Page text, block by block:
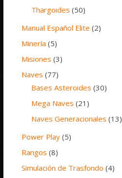
Thargoides (50)
Manual Español Elite (2)
Minería (5)
Misiones (3)
Naves (77)
Bases Asteroides (30)
Mega Naves (21)
Naves Generacionales (13)
Power Play (5)
Rangos (8)
Simulación de Trasfondo (4)